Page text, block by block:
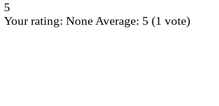
5
Your rating: None Average: 5 (1 vote)